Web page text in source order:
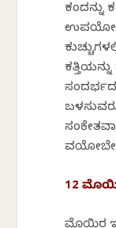
ಕಂದನ್ನು
12